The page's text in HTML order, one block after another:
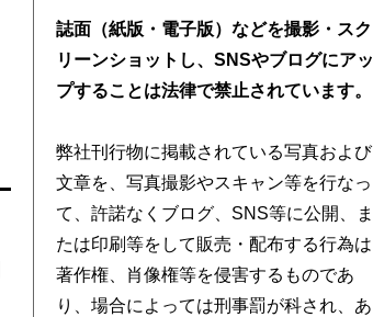
誌面（紙版・電子版）などを撮影・スク
リーンショットし、SNSやブログにアッ
プすることは法律で禁止されています。
弊社刊行物に掲載されている写真および
文章を、写真撮影やスキャン等を行なっ
て、許諾なくブログ、SNS等に公開、ま
たは印刷等をして販売・配布する行為は
著作権、肖像権等を侵害するものであ
り、場合によっては刑事罰が科され、あ